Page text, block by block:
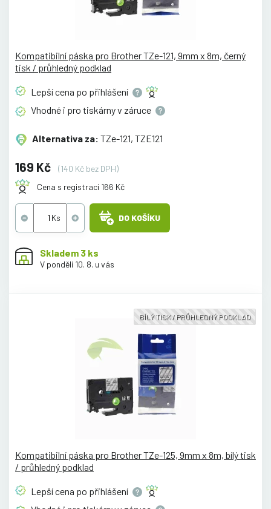
Kompatibilní páska pro Brother TZe-121, 9mm x 8m, černý
tisk / průhledný podklad
Lepší cena po přihlášení
Vhodné i pro tiskárny v záruce
Alternativa za: TZe-121, TZE121
169 Kč
(140 Kč bez DPH)
Cena s registrací 166 Kč
DO KOŠÍKU
Skladem 3 ks
V pondělí 10. 8. u vás
BÍLÝ TISK / PRŮHLEDNÝ PODKLAD
Kompatibilní páska pro Brother TZe-125, 9mm x 8m, bílý tisk
/ průhledný podklad
Lepší cena po přihlášení